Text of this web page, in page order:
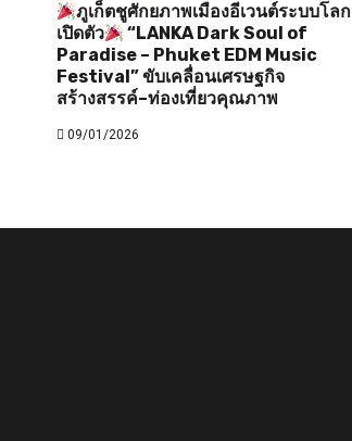
ภูเก็ตชูศักยภาพเมืองอีเวนต์ระบบโลก
เปิดตัว
“LANKA Dark Soul of
Paradise – Phuket EDM Music
Festival” ขับเคลื่อนเศรษฐกิจ
สร้างสรรค์–ท่องเที่ยวคุณภาพ
09/01/2026